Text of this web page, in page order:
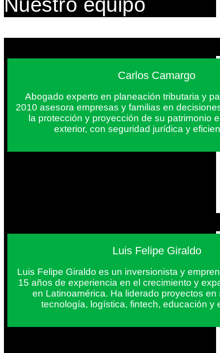
Nuestro equipo
Carlos Camargo
Abogado experto en planeación tributaria y
2010 asesora empresas y familias en
la protección y proyección de su patrimonio
exterior, con seguridad jurídica y
Luis Felipe Giraldo
Luis Felipe Giraldo es un inversionista y
15 años de experiencia en el crecimiento y
en Latinoamérica. Ha liderado proyectos en
tecnología, logística, fintech, educación y